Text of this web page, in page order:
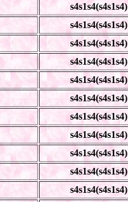
s4s1s4(s4s1s4)
s4s1s4(s4s1s4)
s4s1s4(s4s1s4)
s4s1s4(s4s1s4)
s4s1s4(s4s1s4)
s4s1s4(s4s1s4)
s4s1s4(s4s1s4)
s4s1s4(s4s1s4)
s4s1s4(s4s1s4)
s4s1s4(s4s1s4)
s4s1s4(s4s1s4)